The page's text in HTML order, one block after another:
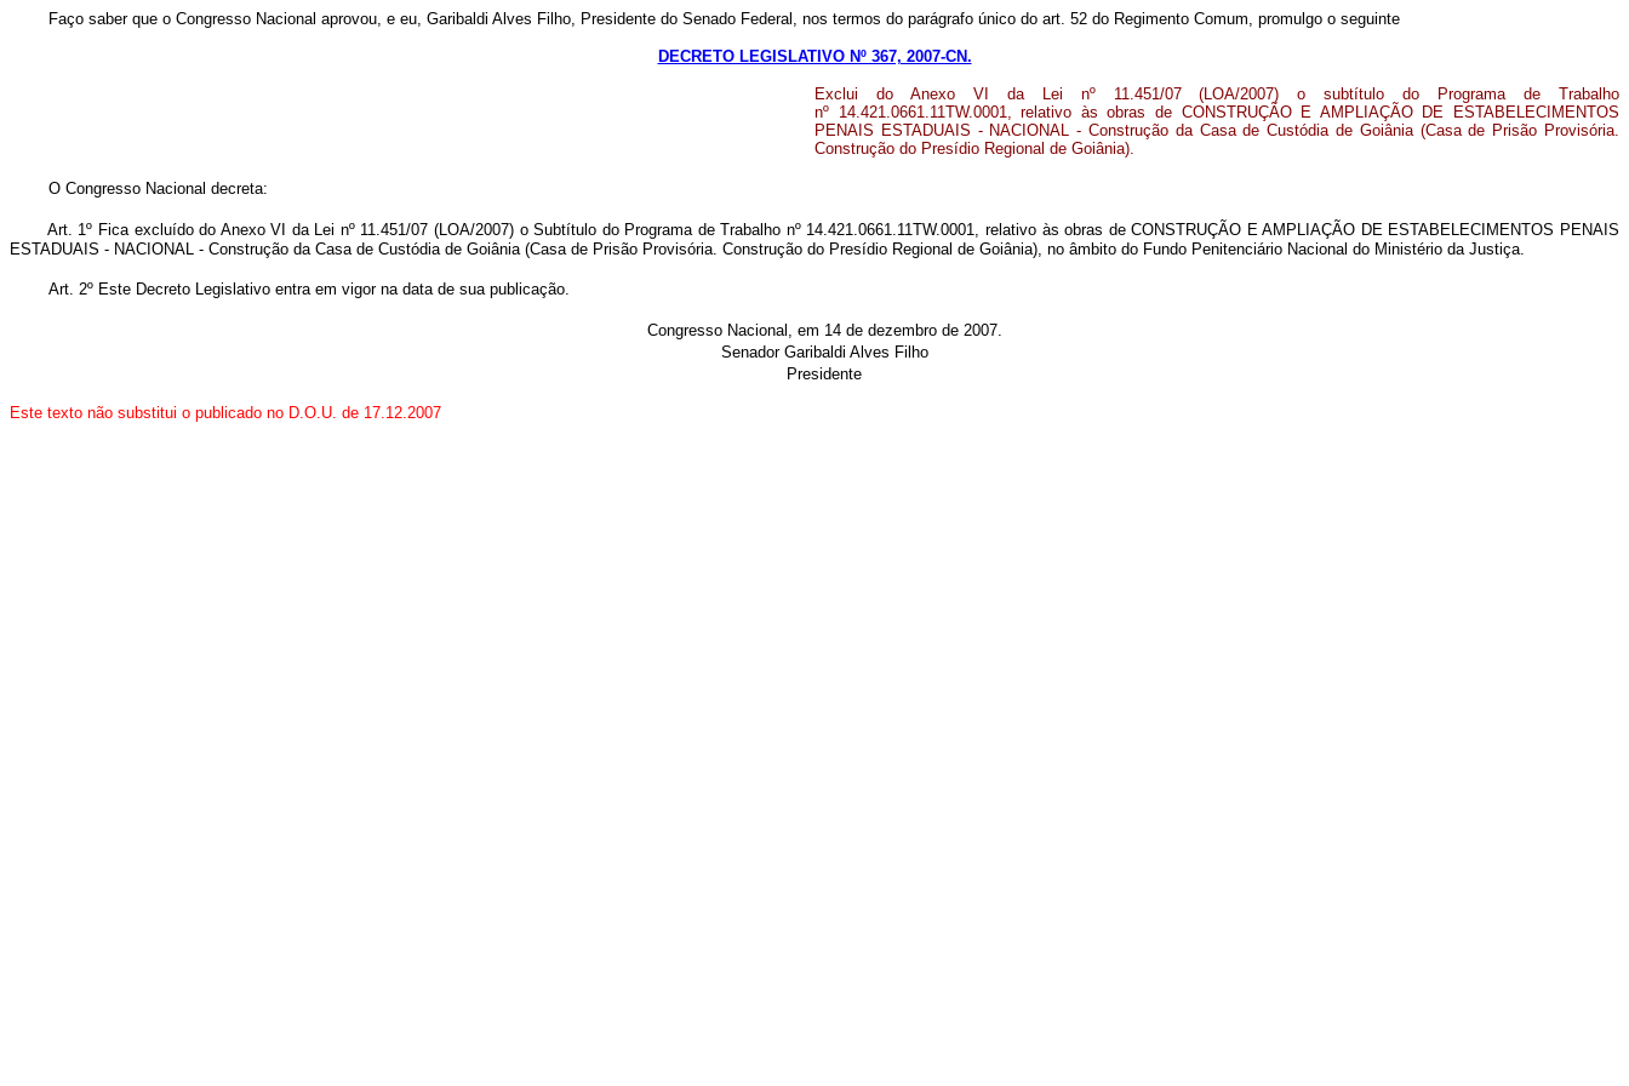
Faço saber que o Congresso Nacional aprovou, e eu, Garibaldi Alves Filho, Presidente do Senado Federal, nos termos do parágrafo único do art. 52 do Regimento Comum, promulgo o seguinte
DECRETO LEGISLATIVO Nº 367, 2007-CN.
Exclui do Anexo VI da Lei nº 11.451/07 (LOA/2007) o subtítulo do Programa de Trabalho
nº 14.421.0661.11TW.0001, relativo às obras de CONSTRUÇÃO E AMPLIAÇÃO DE ESTABELECIMENTOS
PENAIS ESTADUAIS - NACIONAL - Construção da Casa de Custódia de Goiânia (Casa de Prisão Provisória.
Construção do Presídio Regional de Goiânia).
O Congresso Nacional decreta:
Art. 1º Fica excluído do Anexo VI da Lei nº 11.451/07 (LOA/2007) o Subtítulo do Programa de Trabalho nº 14.421.0661.11TW.0001, relativo às obras de CONSTRUÇÃO E AMPLIAÇÃO DE ESTABELECIMENTOS PENAIS
ESTADUAIS - NACIONAL - Construção da Casa de Custódia de Goiânia (Casa de Prisão Provisória. Construção do Presídio Regional de Goiânia), no âmbito do Fundo Penitenciário Nacional do Ministério da Justiça.
Art. 2º Este Decreto Legislativo entra em vigor na data de sua publicação.
Congresso Nacional, em 14 de dezembro de 2007.
Senador Garibaldi Alves Filho
Presidente
Este texto não substitui o publicado no D.O.U. de 17.12.2007